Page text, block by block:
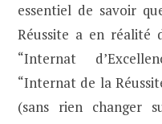
essentiel de savoir
Réussite a en réalité
“Internat
“Internat de la
(sans rien changer